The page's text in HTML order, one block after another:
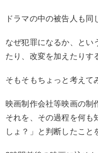
ドラマの中の被告人も同
なぜ犯罪になるか、とい
たり、改変を加えたりす
そもそもちょっと考えて
映画制作会社等映画の制
それを、その過程を何も
しょ？」と判断したこと